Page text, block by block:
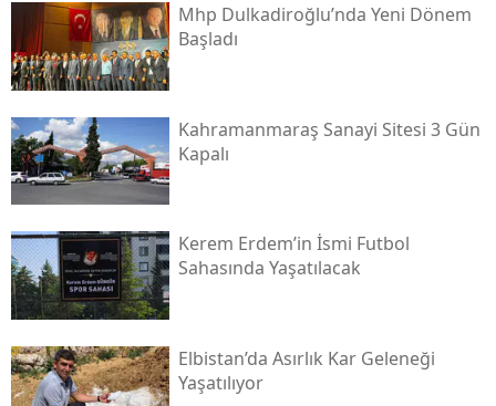
Mhp Dulkadiroğlu’nda Yeni Dönem
Başladı
Kahramanmaraş Sanayi Sitesi 3 Gün
Kapalı
Kerem Erdem’in İsmi Futbol
Sahasında Yaşatılacak
Elbistan’da Asırlık Kar Geleneği
Yaşatılıyor